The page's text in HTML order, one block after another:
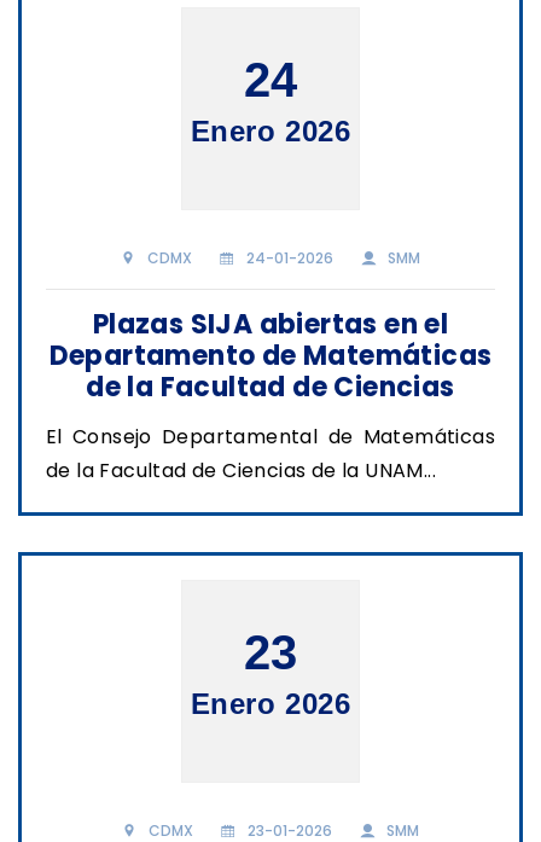
24
Enero 2026
CDMX 24-01-2026 SMM
Plazas SIJA abiertas en el
Departamento de Matemáticas
de la Facultad de Ciencias
El Consejo Departamental de Matemáticas
de la Facultad de Ciencias de la UNAM...
23
Enero 2026
CDMX 23-01-2026 SMM